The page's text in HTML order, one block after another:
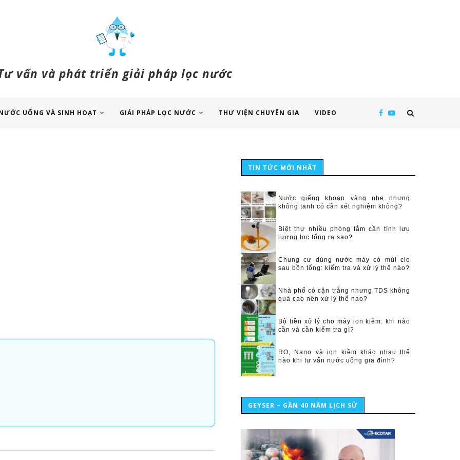
vấn và phát triển giải pháp lọc nước
UỐNG VÀ SINH HOẠT GIẢI PHÁP LỌC NƯỚC THƯ VIỆN CHUYÊN GIA VIDEO
TIN TỨC MỚI NHẤT
Nước giếng khoan vàng nhẹ nhưng
không tanh có cần xét nghiệm không?
Biệt thự nhiều phòng tắm cần tính lưu
lượng lọc tổng ra sao?
Chung cư dùng nước máy có mùi clo
sau bồn tổng: kiểm tra và xử lý thế nào?
Nhà phố có cặn trắng nhưng TDS không
quá cao nên xử lý thế nào?
Bộ tiền xử lý cho máy ion kiềm: khi nào
cần và cần kiểm tra gì?
RO, Nano và ion kiềm khác nhau thế
nào khi tư vấn nước uống gia đình?
GEYSER – GẦN 40 NĂM LỊCH SỬ